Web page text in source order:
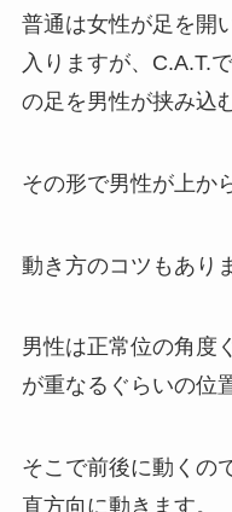
普通は女性が足を開
入りますが、C.A.T.
の足を男性が挟み込
その形で男性が上か
動き方のコツもあり
男性は正常位の角度
が重なるぐらいの位
そこで前後に動くの
直方向に動きます。